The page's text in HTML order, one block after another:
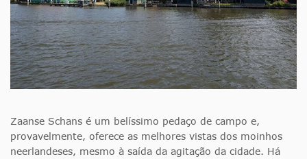
Zaanse Schans é um belíssimo pedaço de campo e,
provavelmente, oferece as melhores vistas dos moinhos
neerlandeses, mesmo à saída da agitação da cidade. Há